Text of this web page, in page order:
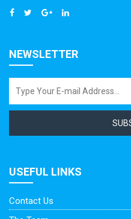
NEWSLETTER
USEFUL LINKS
Contact Us